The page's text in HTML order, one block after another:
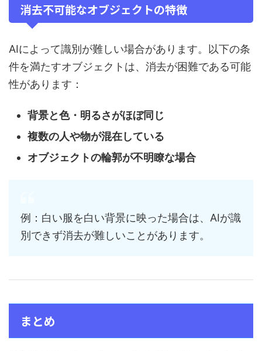
消去不可能なオブジェクトの特徴
AIによって識別が難しい場合があります。以下の条
件を満たすオブジェクトは、消去が困難である可能
性があります：
背景と色・明るさがほぼ同じ
複数の人や物が混在している
オブジェクトの輪郭が不明瞭な場合
例：白い服を白い背景に映った場合は、AIが識
別できず消去が難しいことがあります。
まとめ